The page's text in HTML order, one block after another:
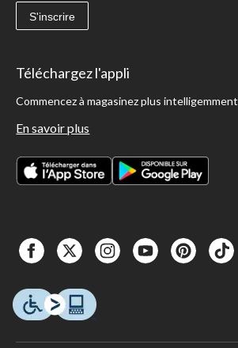
S'inscrire
Téléchargez l'appli
Commencez à magasinez plus intelligemment
En savoir plus